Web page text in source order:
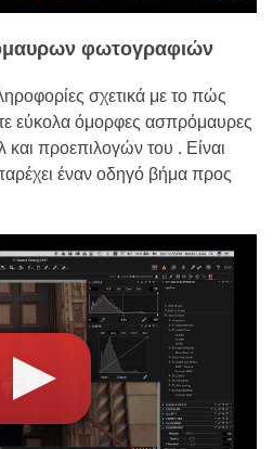
φωτογραφιών
σχετικά με το πώς
εύκολα όμορφες ασπρόμαυρες
και προεπιλογών του . Είναι
έναν οδηγό βήμα προς